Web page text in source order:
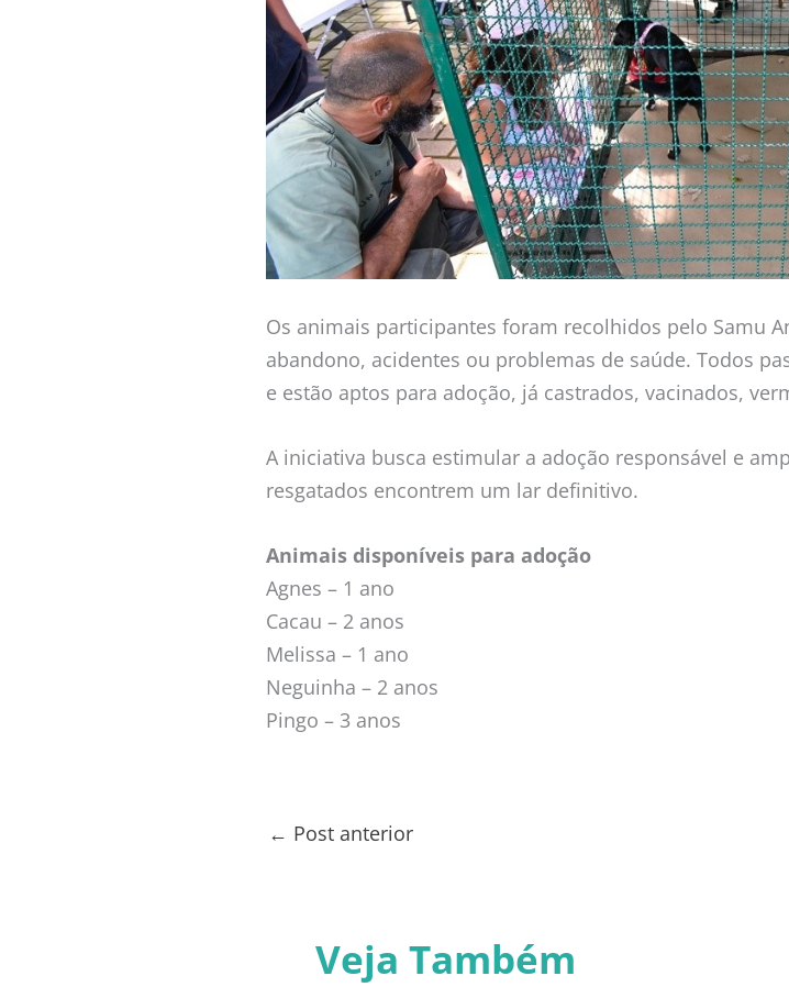
Os animais participantes foram recolhidos pelo Samu
abandono, acidentes ou problemas de saúde. Todos
e estão aptos para adoção, já castrados, vacinados,
A iniciativa busca estimular a adoção responsável e
resgatados encontrem um lar definitivo.
Animais disponíveis para adoção
Agnes – 1 ano
Cacau – 2 anos
Melissa – 1 ano
Neguinha – 2 anos
Pingo – 3 anos
← Post anterior
Veja Também